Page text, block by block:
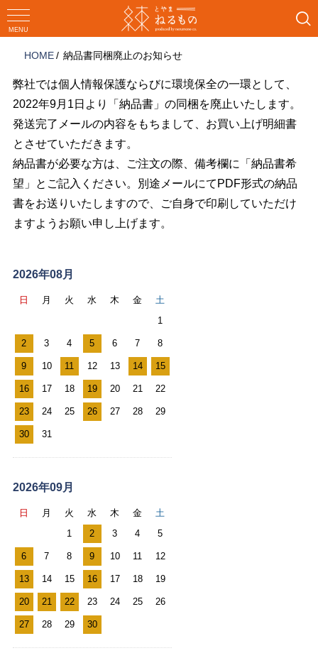
コ
ンMENU
HOME 納品書同梱廃止のお知らせ
弊社では個人情報保護ならびに環境保全の一環として、
2022年9月1日より「納品書」の同梱を廃止いたします。
発送完了メールの内容をもちまして、お買い上げ明細書
とさせていただきます。
納品書が必要な方は、ご注文の際、備考欄に「納品書希
望」とご記入ください。別途メールにてPDF形式の納品
書をお送りいたしますので、ご自身で印刷していただけ
ますようお願い申し上げます。
ュ
ル
カ
レ
ン
ダ
ー
2026年08月
日 月 火 水 木 金
土
1
2 3 4 5 6 7 8
9 10 11 12 13 14 15
16 17 18 19 20 21 22
23 24 25 26 27 28 29
30 31
2026年09月
日 月 火 水 木 金
土
1
2 3 4 5
6 7 8 9 10 11 12
13 14 15 16 17 18 19
20 21 22 23 24 25 26
27 28 29 30